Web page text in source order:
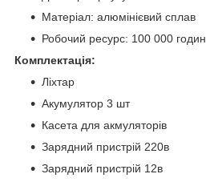
Матеріал: алюмінієвий сплав
Робочий ресурс: 100 000 годин
Комплектація:
Ліхтар
Акумулятор 3 шт
Касета для акмуляторів
Зарядний пристрій 220в
Зарядний пристрій 12в